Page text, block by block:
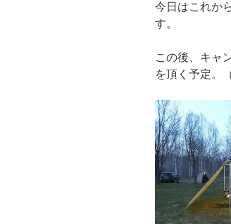
今日はこれか
す。
この後、キャ
を頂く予定。